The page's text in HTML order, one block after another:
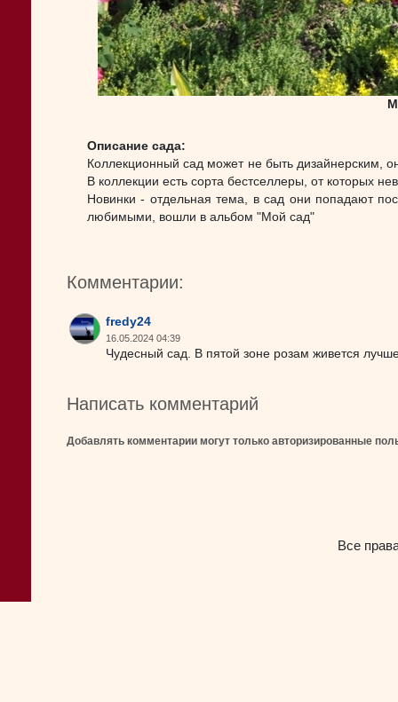
Описание сада:
Коллекционный сад может не быть дизайнерским,
В коллекции есть сорта бестселлеры, от которых
Новинки - отдельная тема, в сад они попадают
любимыми, вошли в альбом "Мой сад"
Комментарии:
fredy24
16.05.2024 04:39
Чудесный сад. В пятой зоне розам живется
Написать комментарий
Добавлять комментарии могут только авторизированные
Все